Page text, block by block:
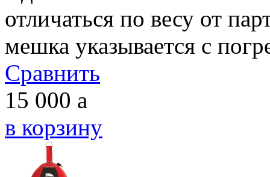
отличаться по весу от
мешка указывается с
Сравнить
15 000 a
в корзину